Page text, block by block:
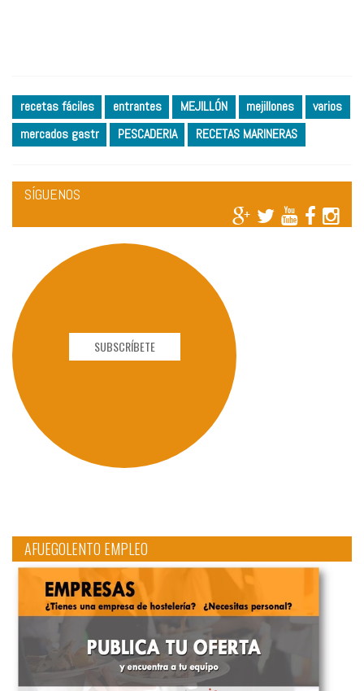
recetas fáciles entrantes MEJILLÓN mejillones
varios
mercados gastr
PESCADERIA RECETAS MARINERAS
SÍGUENOS
SUBSCRÍBETE
AFUEGOLENTO EMPLEO